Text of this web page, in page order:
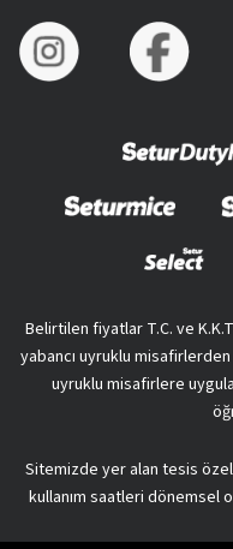
Belirtilen fiyatlar T.C. ve
yabancı uyruklu
uyruklu misafirlere
Sitemizde yer alan tesis
kullanım saatleri dönemsel